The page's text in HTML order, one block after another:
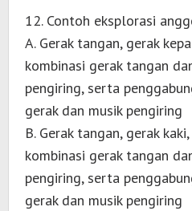
12. Contoh eksplorasi
A. Gerak tangan, gerak
kombinasi gerak tangan
pengiring, serta
gerak dan musik pengiring
B. Gerak tangan, gerak
kombinasi gerak tangan
pengiring, serta
gerak dan musik pengiring